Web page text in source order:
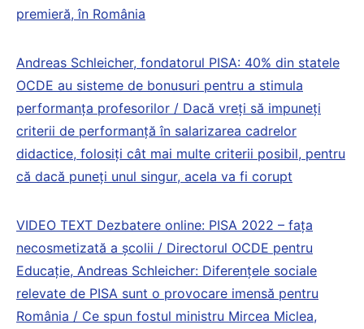
premieră, în România
Andreas Schleicher, fondatorul PISA: 40% din statele
OCDE au sisteme de bonusuri pentru a stimula
performanța profesorilor / Dacă vreți să impuneți
criterii de performanță în salarizarea cadrelor
didactice, folosiți cât mai multe criterii posibil, pentru
că dacă puneți unul singur, acela va fi corupt
VIDEO TEXT Dezbatere online: PISA 2022 – fața
necosmetizată a școlii / Directorul OCDE pentru
Educație, Andreas Schleicher: Diferențele sociale
relevate de PISA sunt o provocare imensă pentru
România / Ce spun fostul ministru Mircea Miclea,